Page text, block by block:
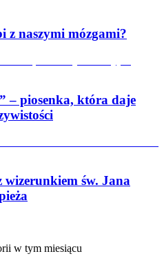
z naszymi mózgami?
– piosenka, która daje
św. Jana
w tym miesiącu